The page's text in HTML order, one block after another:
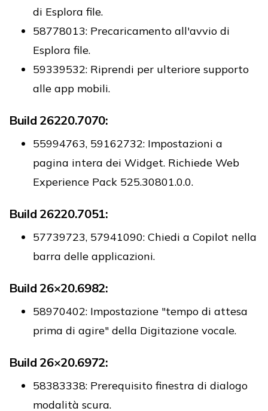
di Esplora file.
58778013: Precaricamento all'avvio di
Esplora file.
59339532: Riprendi per ulteriore supporto
alle app mobili.
Build 26220.7070:
55994763, 59162732: Impostazioni a
pagina intera dei Widget. Richiede Web
Experience Pack 525.30801.0.0.
Build 26220.7051:
57739723, 57941090: Chiedi a Copilot nella
barra delle applicazioni.
Build 26×20.6982:
58970402: Impostazione "tempo di attesa
prima di agire" della Digitazione vocale.
Build 26×20.6972:
58383338: Prerequisito finestra di dialogo
modalità scura.